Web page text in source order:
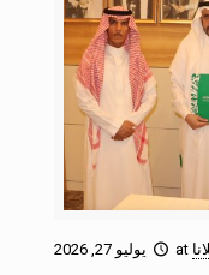
at يوليو 27, 2026